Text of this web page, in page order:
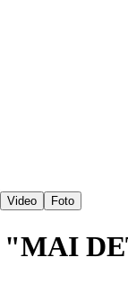
Video Foto